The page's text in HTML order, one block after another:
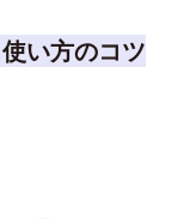
い方のコツ